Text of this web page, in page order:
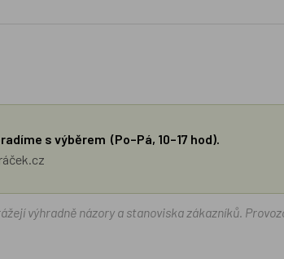
s výběrem (Po–Pá, 10–17 hod).
výhradně názory a stanoviska zákazníků.